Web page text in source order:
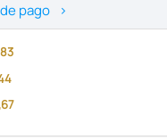
pago >